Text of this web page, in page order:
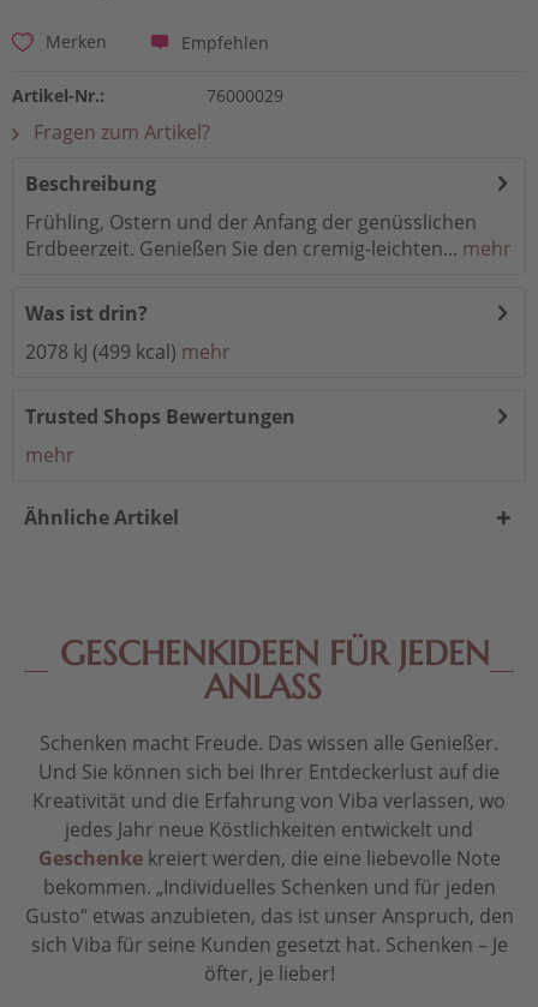
Merken Empfehlen
Artikel-Nr.: 76000029
Fragen zum Artikel?
Beschreibung
Frühling, Ostern und der Anfang der genüsslichen
Erdbeerzeit. Genießen Sie den cremig-leichten... mehr
Was ist drin?
2078 kJ (499 kcal) mehr
Trusted Shops Bewertungen
mehr
Ähnliche Artikel
GESCHENKIDEEN FÜR JEDEN
ANLASS
Schenken macht Freude. Das wissen alle Genießer.
Und Sie können sich bei Ihrer Entdeckerlust auf die
Kreativität und die Erfahrung von Viba verlassen, wo
jedes Jahr neue Köstlichkeiten entwickelt und
Geschenkekreiert werden, die eine liebevolle Note
bekommen. „Individuelles Schenken und für jeden
Gusto“ etwas anzubieten, das ist unser Anspruch, den
sich Viba für seine Kunden gesetzt hat. Schenken – Je
öfter, je lieber!